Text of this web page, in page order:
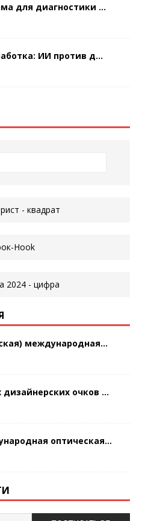
для диагностики ...
ИИ против д...
международная...
очков ...
оптическая...